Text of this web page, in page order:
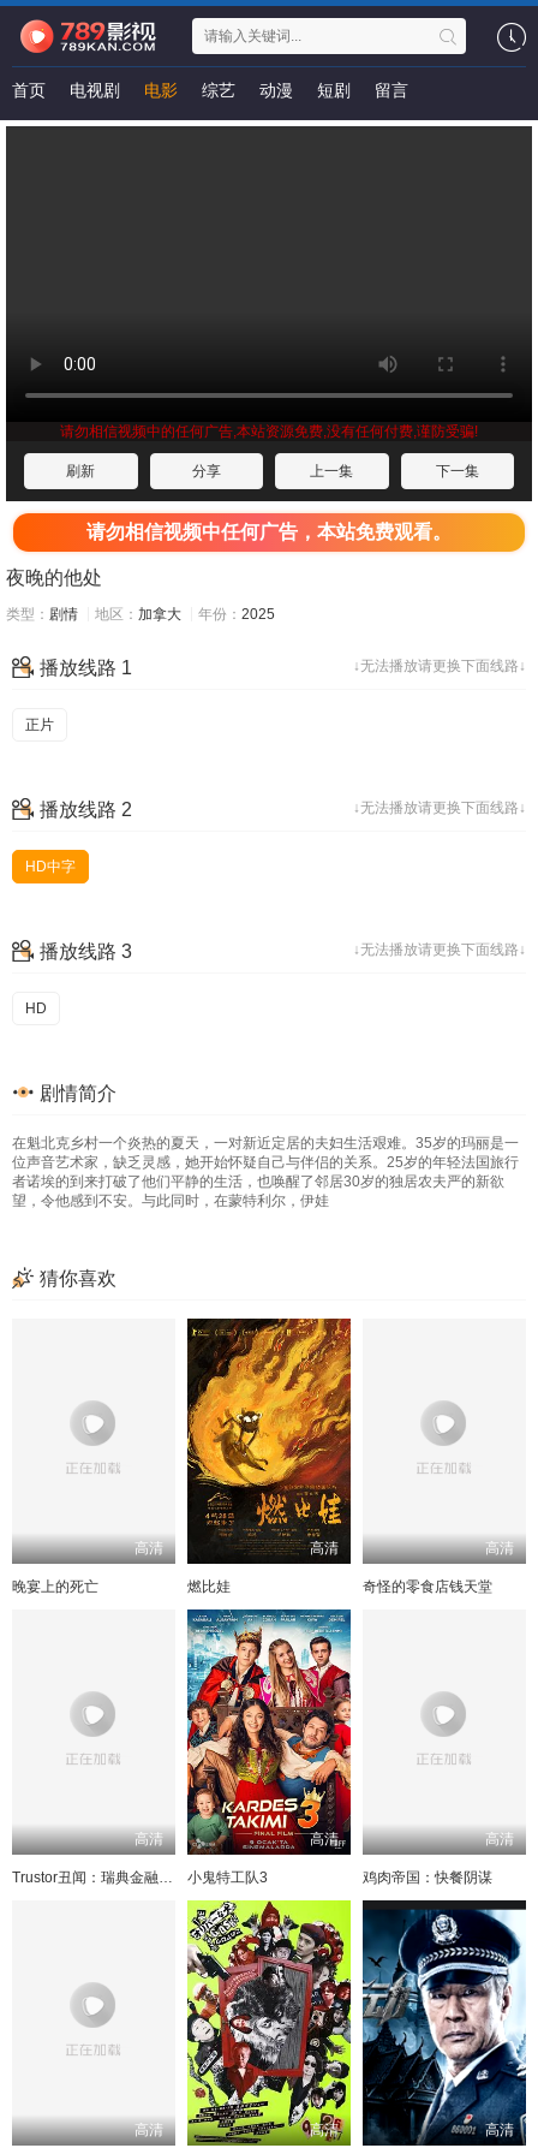
首页 电视剧 电影 综艺 动漫 短剧 留言
请勿相信视频中的任何广告,本站资源免费,没有任何付费,谨防受骗!
刷新 分享 上一集 下一集
请勿相信视频中任何广告，本站免费观看。
夜晚的他处
类型： 剧情 地区： 加拿大 年份： 2025
↓无法播放请更换下面线路↓
播放线路 1
正片
↓无法播放请更换下面线路↓
播放线路 2
HD中字
↓无法播放请更换下面线路↓
播放线路 3
HD
剧情简介
在魁北克乡村一个炎热的夏天，一对新近定居的夫妇生活艰难。35岁的玛丽是一
位声音艺术家，缺乏灵感，她开始怀疑自己与伴侣的关系。25岁的年轻法国旅行
者诺埃的到来打破了他们平静的生活，也唤醒了邻居30岁的独居农夫严的新欲
望，令他感到不安。与此同时，在蒙特利尔，伊娃
猜你喜欢
高清
晚宴上的死亡
高清
燃比娃
高清
奇怪的零食店钱天堂
高清
Trustor丑闻：瑞典金融案内幕
高清
小鬼特工队3
高清
鸡肉帝国：快餐阴谋
高清 高清 高清